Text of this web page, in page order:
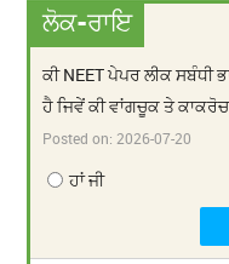
ਲੋਕ-ਰਾਇ
ਕੀ NEET ਪੇਪਰ ਲੀਕ ਸਬੰਧੀ
ਹੈ ਜਿਵੇਂ ਕੀ ਵਾਂਗਚੂਕ ਤੇ
Posted on:2026-07-20
ਹਾਂ ਜੀ